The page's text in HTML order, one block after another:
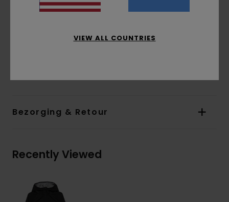
Zakken:zijzakken
Reflecterende print op de borst
Bezorging & Retour
Recently Viewed
VIEW ALL COUNTRIES